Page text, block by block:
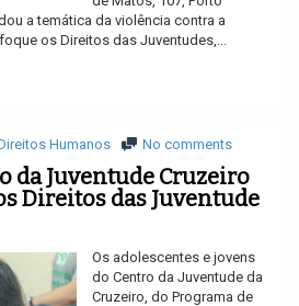
a temática da violência contra a
os Direitos das Juventudes,...
Humanos No comments
da Juventude Cruzeiro
Direitos das Juventude
Os adolescentes e jovens
do Centro da Juventude da
Cruzeiro, do Programa de